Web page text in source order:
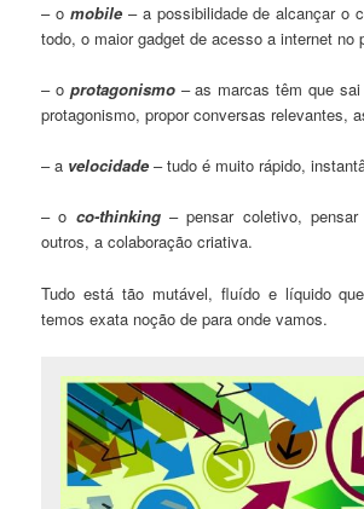
– o mobile– a possibilidade de alcançar o
todo, o maior gadget de acesso a internet no
– o protagonismo– as marcas têm que
protagonismo, propor conversas relevantes,
– a velocidade – tudo é muito rápido,
– o co-thinking– pensar coletivo, pensar
outros, a colaboração criativa.
Tudo está tão mutável, fluído e líquido
temos exata noção de para onde vamos.